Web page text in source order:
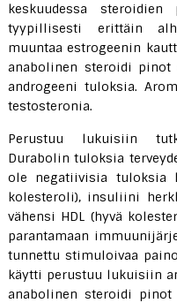
keskuudessa
tyypillisesti erittäin
muuntaa estrogeenin
anabolinen steroidi
androgeeni tuloksia.
testosteronia.
Perustuu lukuisiin
Durabolin tuloksia
ole negatiivisia tuloksia
kolesteroli), insuliini
vähensi HDL (hyvä
parantamaan
tunnettu stimuloivaa
käytti perustuu lukuisiin
anabolinen steroidi